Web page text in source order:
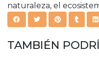
naturaleza, el
TAMBIÉN